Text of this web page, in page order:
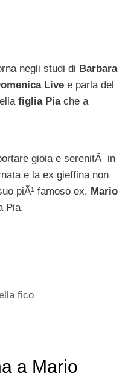
negli studi di Barbara
Live e parla del
figlia Piache a
gioia e serenitÃ in
e la ex gieffina non
piÃ¹ famoso ex, Mario
Pia.
fico
a Mario